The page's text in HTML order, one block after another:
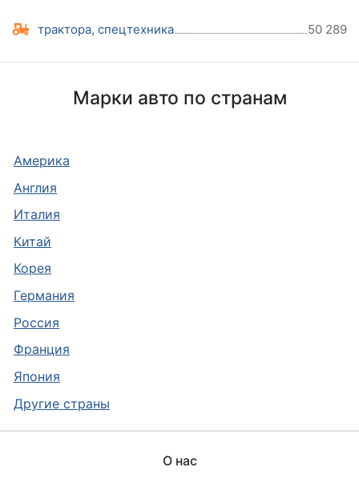
трактора, спецтехника 50 289
Марки авто по странам
Америка
Англия
Италия
Китай
Корея
Германия
Россия
Франция
Япония
Другие страны
О нас